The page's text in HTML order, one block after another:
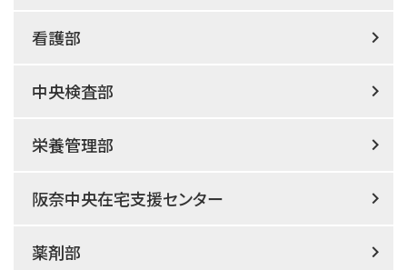
看護部
中央検査部
栄養管理部
阪奈中央在宅支援センター
薬剤部